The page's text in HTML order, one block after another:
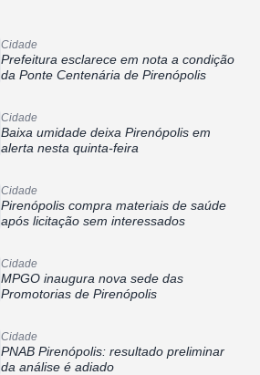
Cidade
Prefeitura esclarece em nota a condição
da Ponte Centenária de Pirenópolis
Cidade
Baixa umidade deixa Pirenópolis em
alerta nesta quinta-feira
Cidade
Pirenópolis compra materiais de saúde
após licitação sem interessados
Cidade
MPGO inaugura nova sede das
Promotorias de Pirenópolis
Cidade
PNAB Pirenópolis: resultado preliminar
da análise é adiado